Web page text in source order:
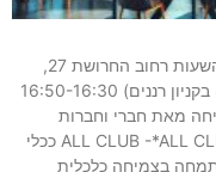
16:30-21:00 יתקיים ביום ג’ 25.6.24 בין השעות רחוב החרושת 27,
רעננה ,ALL CLUB ,סמוך לקניון רננים (חניה בקניון רננים) 16:50-16:30
17:00-16:50 דברי פתיחה מאת חברי וחברות
הנהלה 17:00 – 17:25 אתי רז, מנכ”לית ALL CLUB -*ALL CLUB ככלי
אורלי רובין, מתמחה בצמיחה כלכלית